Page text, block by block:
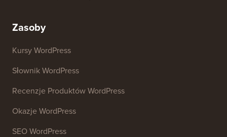
Zasoby
Kursy WordPress
Słownik WordPress
Recenzje Produktów WordPress
Okazje WordPress
SEO WordPress